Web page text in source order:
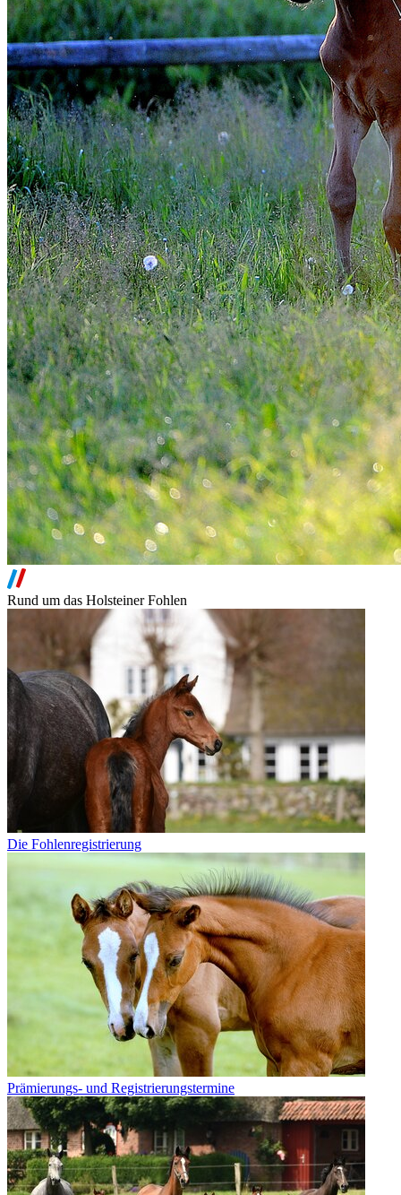
Rund um das Holsteiner Fohlen
Die Fohlenregistrierung
Prämierungs- und Registrierungstermine